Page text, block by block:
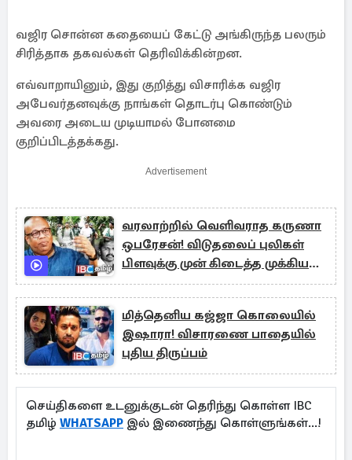
வஜிர சொன்ன கதையைப் கேட்டு அங்கிருந்த பலரும்
சிரித்தாக தகவல்கள் தெரிவிக்கின்றன.
எவ்வாறாயினும், இது குறித்து விசாரிக்க வஜிர
அபேவர்தனவுக்கு நாங்கள் தொடர்பு கொண்டும்
அவரை அடைய முடியாமல் போனமை
குறிப்பிடத்தக்கது.
Advertisement
வரலாற்றில் வெளிவராத கருணா
ஒபரேசன்! விடுதலைப் புலிகள்
பிளவுக்கு முன் கிடைத்த முக்கிய
சமிக்ஞை
மித்தெனிய கஜ்ஜா கொலையில்
இஷாரா! விசாரணை பாதையில்
புதிய திருப்பம்
செய்திகளை உடனுக்குடன் தெரிந்து கொள்ள IBC
தமிழ் WHATSAPP இல் இணைந்து கொள்ளுங்கள்...!